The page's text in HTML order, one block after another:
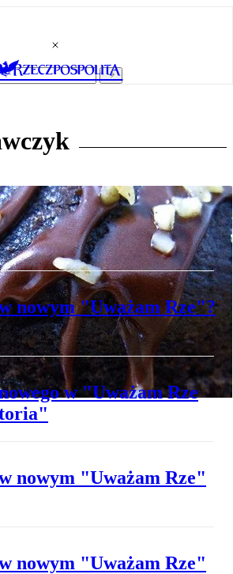
czyli dlaczego
nowym "Uważam Rze"?
w "Uważam Rze
nowym "Uważam Rze"
nowym "Uważam Rze"